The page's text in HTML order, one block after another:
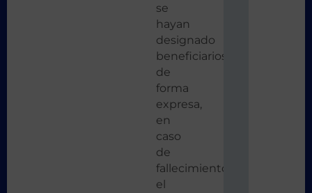
se
hayan
designado
beneficiarios
de
forma
expresa,
en
caso
de
fallecimiento,
el